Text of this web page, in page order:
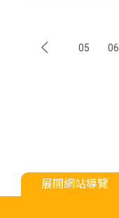
05 06
展開網站導覽